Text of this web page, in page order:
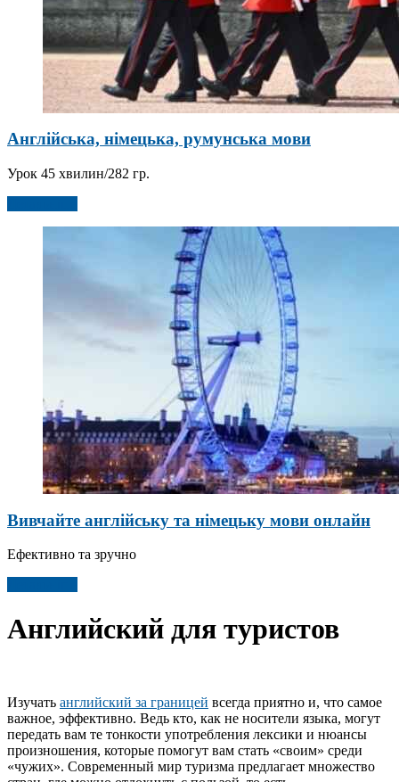
Англійська, німецька, румунська мови
Урок 45 хвилин/282 гр.
Вивчайте англійську та німецьку мови онлайн
Ефективно та зручно
Английский для туристов
Изучать английский за границей всегда приятно и, что самое
важное, эффективно. Ведь кто, как не носители языка, могут
передать вам те тонкости употребления лексики и нюансы
произношения, которые помогут вам стать «своим» среди
«чужих». Современный мир туризма предлагает множество